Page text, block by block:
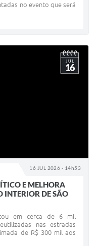
no evento que será
16 JUL 2026 - 14h53
JUL
16
E MELHORA
INTERIOR DE SÃO
em cerca de 6 mil
nas estradas
de R$ 300 mil aos